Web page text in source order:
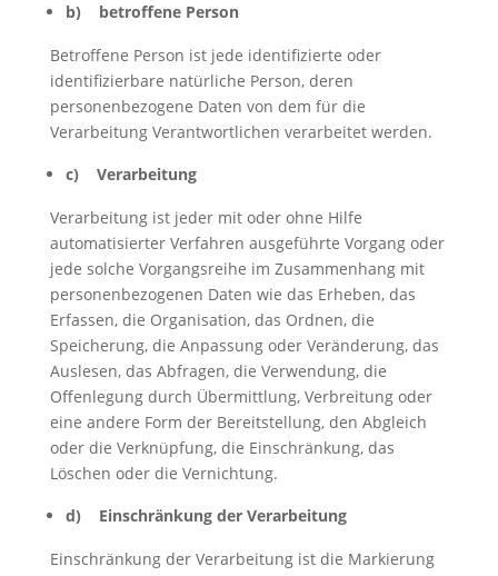
b) betroffene Person
Betroffene Person ist jede identifizierte oder
identifizierbare natürliche Person, deren
personenbezogene Daten von dem für die
Verarbeitung Verantwortlichen verarbeitet werden.
c) Verarbeitung
Verarbeitung ist jeder mit oder ohne Hilfe
automatisierter Verfahren ausgeführte Vorgang oder
jede solche Vorgangsreihe im Zusammenhang mit
personenbezogenen Daten wie das Erheben, das
Erfassen, die Organisation, das Ordnen, die
Speicherung, die Anpassung oder Veränderung, das
Auslesen, das Abfragen, die Verwendung, die
Offenlegung durch Übermittlung, Verbreitung oder
eine andere Form der Bereitstellung, den Abgleich
oder die Verknüpfung, die Einschränkung, das
Löschen oder die Vernichtung.
d) Einschränkung der Verarbeitung
Einschränkung der Verarbeitung ist die Markierung